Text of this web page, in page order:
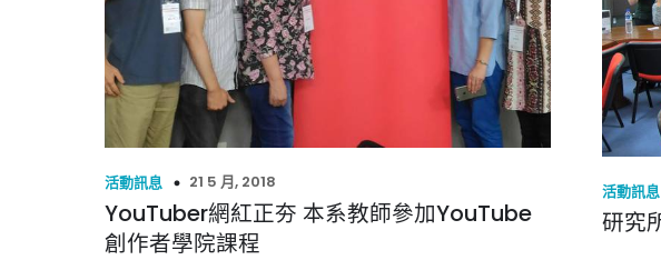
活動訊息 21 5 月, 2018
YouTuber網紅正夯 本系教師參加YouTube
創作者學院課程
活動訊息
研究